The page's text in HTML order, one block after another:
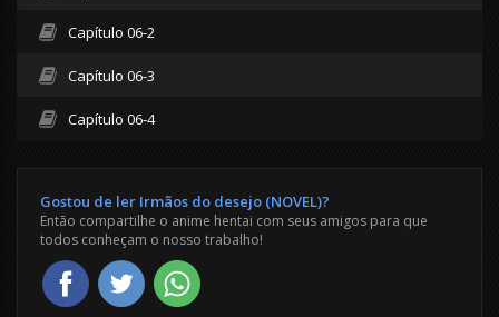
Capítulo 06-2
Capítulo 06-3
Capítulo 06-4
Gostou de ler Irmãos do desejo (NOVEL)?
Então compartilhe o anime hentai com seus amigos para que
todos conheçam o nosso trabalho!